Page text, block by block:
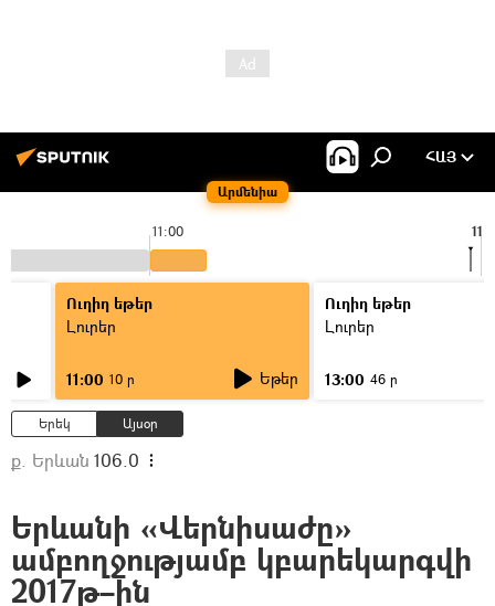
Արմենիա
ՀԱՅ
11:00
Ուղիղ եթեր
Լուրեր
11:00 10 ր Եթեր
Ուղիղ եթեր
Լուրեր
13:00 46 ր
Երեկ Այսօր
ք. Երևան 106.0
Երևանի «Վերնիսաժը»
ամբողջությամբ կբարեկարգվի
2017թ–ին